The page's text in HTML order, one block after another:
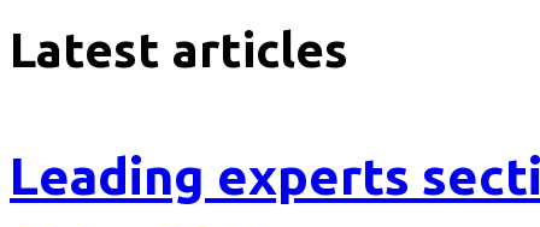
Latest articles
Leading experts